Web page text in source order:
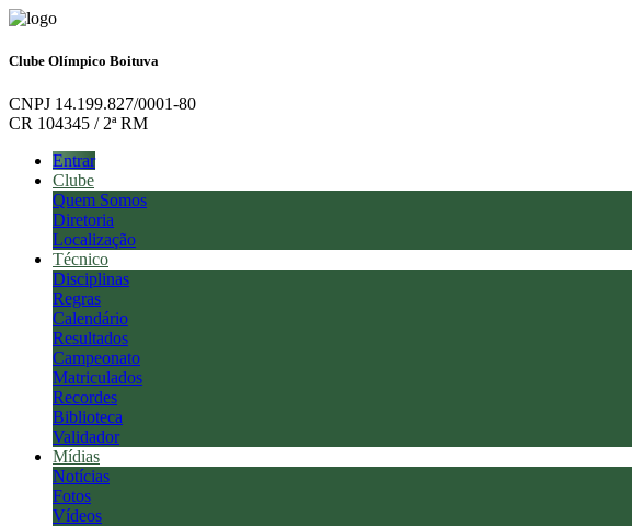
Clube Olímpico Boituva
CNPJ 14.199.827/0001-80
CR 104345 / 2ª RM
Entrar
Clube
Quem Somos
Diretoria
Localização
Técnico
Disciplinas
Regras
Calendário
Resultados
Campeonato
Matriculados
Recordes
Biblioteca
Validador
Mídias
Notícias
Fotos
Vídeos